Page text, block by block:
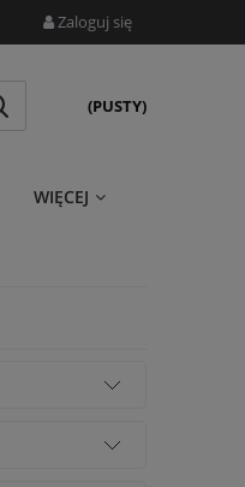
Zaloguj się
(PUSTY)
WIĘCEJ